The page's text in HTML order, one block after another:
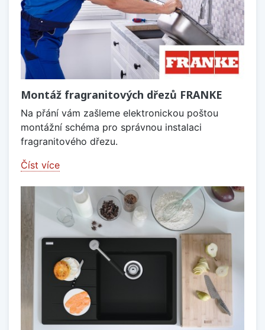
Montáž fragranitových dřezů FRANKE
Na přání vám zašleme elektronickou poštou
montážní schéma pro správnou instalaci
fragranitového dřezu.
Číst více